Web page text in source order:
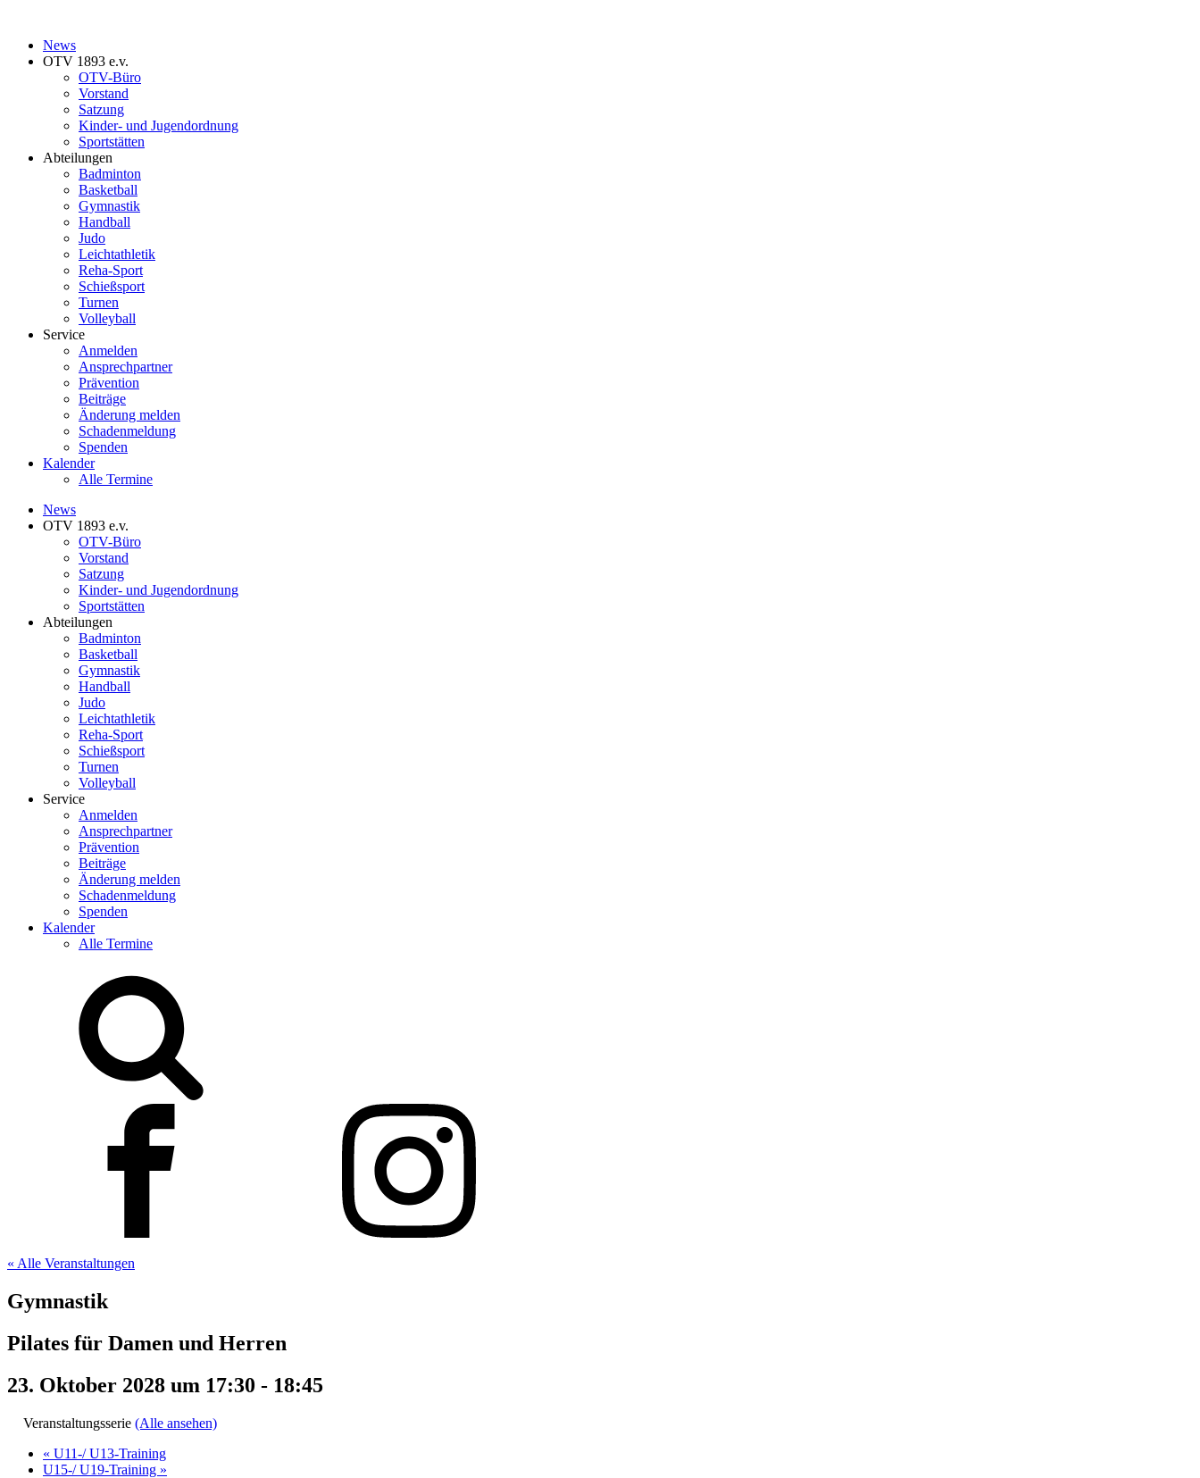
News
OTV 1893 e.v.
OTV-Büro
Vorstand
Satzung
Kinder- und Jugendordnung
Sportstätten
Abteilungen
Badminton
Basketball
Gymnastik
Handball
Judo
Leichtathletik
Reha-Sport
Schießsport
Turnen
Volleyball
Service
Anmelden
Ansprechpartner
Prävention
Beiträge
Änderung melden
Schadenmeldung
Spenden
Kalender
Alle Termine
News
OTV 1893 e.v.
OTV-Büro
Vorstand
Satzung
Kinder- und Jugendordnung
Sportstätten
Abteilungen
Badminton
Basketball
Gymnastik
Handball
Judo
Leichtathletik
Reha-Sport
Schießsport
Turnen
Volleyball
Service
Anmelden
Ansprechpartner
Prävention
Beiträge
Änderung melden
Schadenmeldung
Spenden
Kalender
Alle Termine
« Alle Veranstaltungen
Gymnastik
Pilates für Damen und Herren
23. Oktober 2028 um 17:30 - 18:45
Veranstaltungsserie (Alle ansehen)
« U11-/ U13-Training
U15-/ U19-Training »